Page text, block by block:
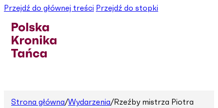
Przejdź do głównej treści Przejdź do stopki
Strona główna/Wydarzenia/Rzeźby mistrza Piotra